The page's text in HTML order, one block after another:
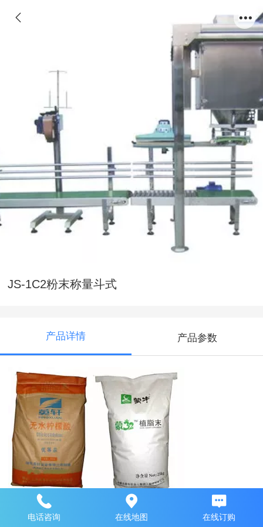
JS-1C2粉末称量斗式
产品详情 产品参数
简要说明：
（该机为我公司2016最新产品，专门为粘湿性粉料设
电话咨询 在线地图 在线订购